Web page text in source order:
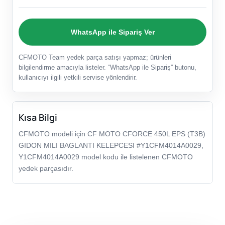
WhatsApp ile Sipariş Ver
CFMOTO Team yedek parça satışı yapmaz; ürünleri
bilgilendirme amacıyla listeler. “WhatsApp ile Sipariş” butonu,
kullanıcıyı ilgili yetkili servise yönlendirir.
Kısa Bilgi
CFMOTO modeli için CF MOTO CFORCE 450L EPS (T3B)
GIDON MILI BAGLANTI KELEPCESI #Y1CFM4014A0029,
Y1CFM4014A0029 model kodu ile listelenen CFMOTO
yedek parçasıdır.